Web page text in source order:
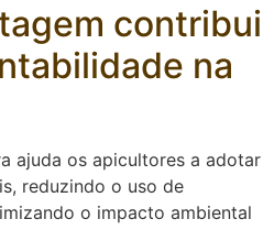
contribui
na
ajuda os apicultores a adotar
reduzindo o uso de
o impacto ambiental